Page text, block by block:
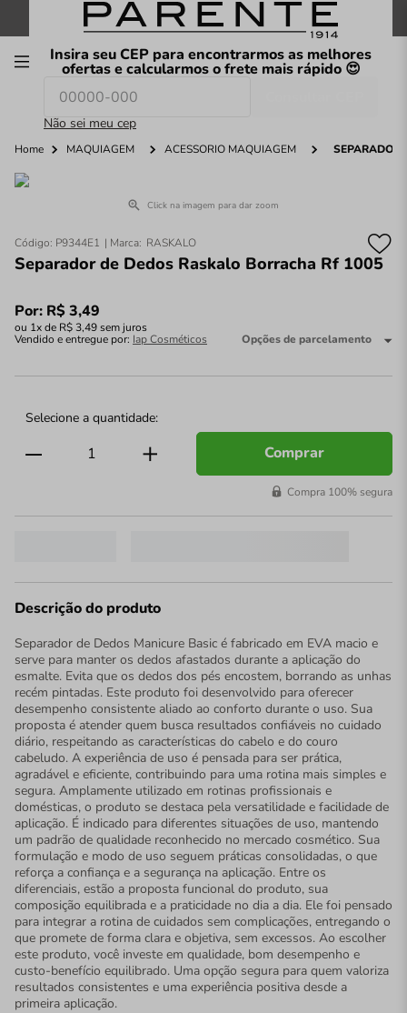
FRETE GRÁTIS nas compras a partir de R$199
Insira seu CEP para encontrarmos as melhores
ofertas e calcularmos o frete mais rápido 😍
Não sei meu cep
O que você procura hoje?
Home MAQUIAGEM ACESSÓRIO MAQUIAGEM SEPARADOR
Click na imagem para dar zoom
Código: P9344E1 RASKALO
Separador de Dedos Raskalo Borracha Rf 1005
Por: R$3,49
ou 1x de R$3,49sem juros
Vendido e entregue por: Iap Cosméticos Opções de parcelamento
Comprar
Compra 100% segura
Descrição do produto
Separador de Dedos Manicure Basic é fabricado em EVA macio e
serve para manter os dedos afastados durante a aplicação do
esmalte. Evita que os dedos dos pés encostem, borrando as unhas
recém pintadas. Este produto foi desenvolvido para oferecer
desempenho consistente aliado ao conforto durante o uso. Sua
proposta é atender quem busca resultados confiáveis no cuidado
diário, respeitando as características do cabelo e do couro
cabeludo. A experiência de uso é pensada para ser prática,
agradável e eficiente, contribuindo para uma rotina mais simples e
segura. Amplamente utilizado em rotinas profissionais e
domésticas, o produto se destaca pela versatilidade e facilidade de
aplicação. É indicado para diferentes situações de uso, mantendo
um padrão de qualidade reconhecido no mercado cosmético. Sua
formulação e modo de uso seguem práticas consolidadas, o que
reforça a confiança e a segurança na aplicação. Entre os
diferenciais, estão a proposta funcional do produto, sua
composição equilibrada e a praticidade no dia a dia. Ele foi pensado
para integrar a rotina de cuidados sem complicações, entregando o
que promete de forma clara e objetiva, sem excessos. Ao escolher
este produto, você investe em qualidade, bom desempenho e
custo-benefício equilibrado. Uma opção segura para quem valoriza
resultados consistentes e uma experiência positiva desde a
primeira aplicação.